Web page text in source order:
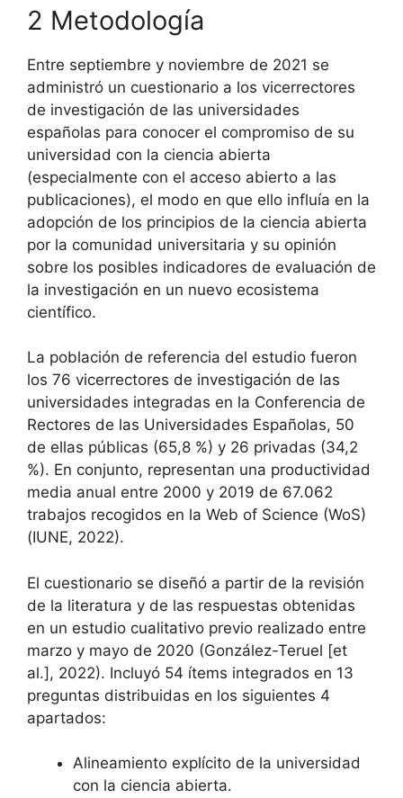
2 Metodología
Entre septiembre y noviembre de 2021 se
administró un cuestionario a los vicerrectores
de investigación de las universidades
españolas para conocer el compromiso de su
universidad con la ciencia abierta
(especialmente con el acceso abierto a las
publicaciones), el modo en que ello influía en la
adopción de los principios de la ciencia abierta
por la comunidad universitaria y su opinión
sobre los posibles indicadores de evaluación de
la investigación en un nuevo ecosistema
científico.
La población de referencia del estudio fueron
los 76 vicerrectores de investigación de las
universidades integradas en la Conferencia de
Rectores de las Universidades Españolas, 50
de ellas públicas (65,8 %) y 26 privadas (34,2
%). En conjunto, representan una productividad
media anual entre 2000 y 2019 de 67.062
trabajos recogidos en la Web of Science (WoS)
(IUNE, 2022).
El cuestionario se diseñó a partir de la revisión
de la literatura y de las respuestas obtenidas
en un estudio cualitativo previo realizado entre
marzo y mayo de 2020 (González-Teruel [et
al.], 2022). Incluyó 54 ítems integrados en 13
preguntas distribuidas en los siguientes 4
apartados:
Alineamiento explícito de la universidad
con la ciencia abierta.